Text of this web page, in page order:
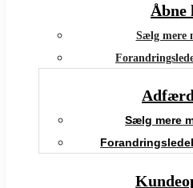
Åbne
Sælg mere
Sælg mere